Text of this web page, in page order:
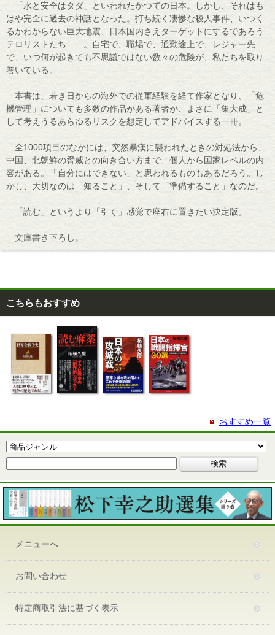
「水と安全はタダ」といわれたかつての日本。しかし、それはも
はや完全に過去の神話となった。打ち続く凄惨な殺人事件、いつく
るかわからない巨大地震、日本国内さえターゲットにするであろう
テロリストたち……。自宅で、職場で、通勤途上で、レジャー先
で、いつ何が起きても不思議ではない数々の危険が、私たちを取り
巻いている。
本書は、若き日からの海外での従軍経験を経て作家となり、「危
機管理」についても多数の作品がある著者が、まさに「集大成」と
して考えうるあらゆるリスクを想定してアドバイスする一冊。
全1000項目のなかには、突然暴漢に襲われたときの対処法から、
中国、北朝鮮の脅威との向き合い方まで、個人から国家レベルの内
容がある。「自分にはできない」と思われるものもあるだろう。し
かし、大切なのは「知ること」、そして「準備すること」なのだ。
「読む」というより「引く」感覚で座右に置きたい決定版。
文庫書き下ろし。
こちらもおすすめ
おすすめ一覧
メニューへ
お問い合わせ
特定商取引法に基づく表示